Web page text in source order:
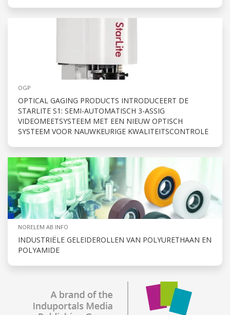
OGP
OPTICAL GAGING PRODUCTS INTRODUCEERT DE
STARLITE S1: SEMI-AUTOMATISCH 3-ASSIG
VIDEOMEETSYSTEEM MET EEN NIEUW OPTISCH
SYSTEEM VOOR NAUWKEURIGE KWALITEITSCONTROLE
NORELEM AB INFO
INDUSTRIËLE GELEIDEROLLEN VAN POLYURETHAAN EN
POLYAMIDE